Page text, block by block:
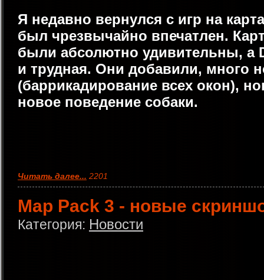
Я недавно вернулся с игр на
был чрезвычайно впечатлен.
были абсолютно удивительны, а
и трудная. Они добавили, много
(баррикадирование всех окон),
новое поведение собаки.
Читать далее... 2201
Map Pack 3 - новые
Категория: Новости